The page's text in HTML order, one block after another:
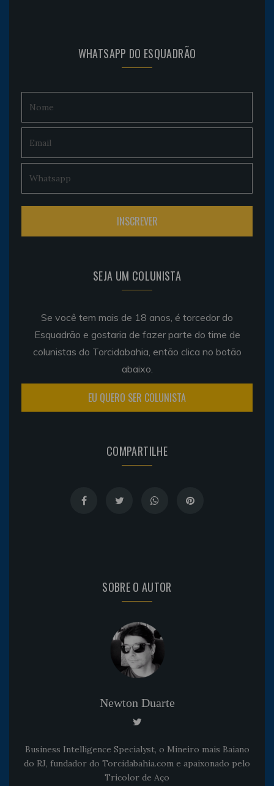
WHATSAPP DO ESQUADRÃO
SEJA UM COLUNISTA
Se você tem mais de 18 anos, é torcedor do
Esquadrão e gostaria de fazer parte do time de
colunistas do Torcidabahia, então clica no botão
abaixo.
EU QUERO SER COLUNISTA
COMPARTILHE
SOBRE O AUTOR
Newton Duarte
Business Intelligence Specialyst, o Mineiro mais Baiano
do RJ, fundador do Torcidabahia.com e apaixonado pelo
Tricolor de Aço